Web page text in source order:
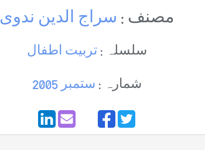
مصنف : سراج الدین ندوی
سلسلہ :تربیت اطفال
شمارہ : ستمبر 2005